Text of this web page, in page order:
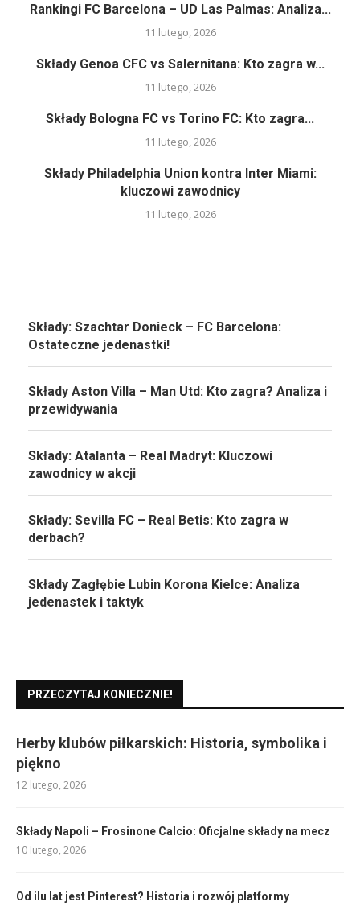
Rankingi FC Barcelona – UD Las Palmas: Analiza...
11 lutego, 2026
Składy Genoa CFC vs Salernitana: Kto zagra w...
11 lutego, 2026
Składy Bologna FC vs Torino FC: Kto zagra...
11 lutego, 2026
Składy Philadelphia Union kontra Inter Miami:
kluczowi zawodnicy
11 lutego, 2026
Składy: Szachtar Donieck – FC Barcelona:
Ostateczne jedenastki!
Składy Aston Villa – Man Utd: Kto zagra? Analiza i
przewidywania
Składy: Atalanta – Real Madryt: Kluczowi
zawodnicy w akcji
Składy: Sevilla FC – Real Betis: Kto zagra w
derbach?
Składy Zagłębie Lubin Korona Kielce: Analiza
jedenastek i taktyk
PRZECZYTAJ KONIECZNIE!
Herby klubów piłkarskich: Historia, symbolika i
piękno
12 lutego, 2026
Składy Napoli – Frosinone Calcio: Oficjalne składy na mecz
10 lutego, 2026
Od ilu lat jest Pinterest? Historia i rozwój platformy